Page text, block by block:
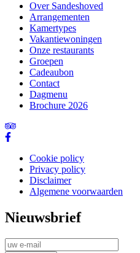
Over Sandeshoved
Arrangementen
Kamertypes
Vakantiewoningen
Onze restaurants
Groepen
Cadeaubon
Contact
Dagmenu
Brochure 2026
Footer
menu
Cookie policy
Privacy policy
Disclaimer
Algemene voorwaarden
Nieuwsbrief